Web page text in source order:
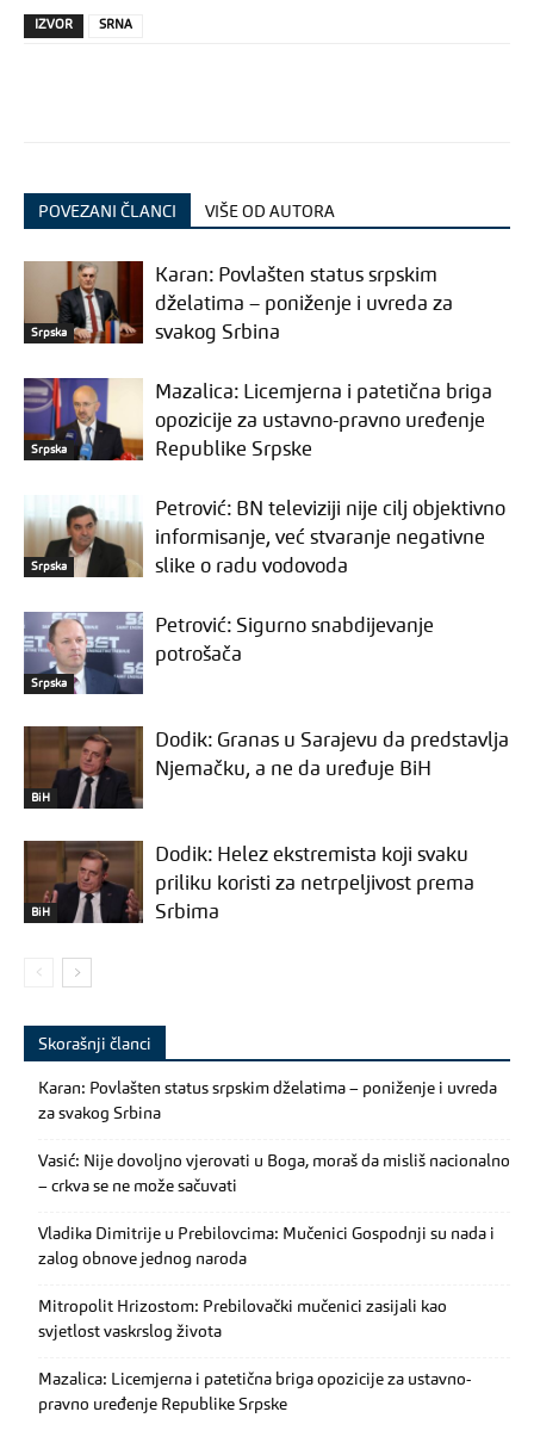
IZVOR SRNA
POVEZANI ČLANCI VIŠE OD AUTORA
Srpska
Karan: Povlašten status srpskim
dželatima – poniženje i uvreda za
svakog Srbina
Srpska
Mazalica: Licemjerna i patetična briga
opozicije za ustavno-pravno uređenje
Republike Srpske
Srpska
Petrović: BN televiziji nije cilj objektivno
informisanje, već stvaranje negativne
slike o radu vodovoda
Srpska
Petrović: Sigurno snabdijevanje
potrošača
BiH
Dodik: Granas u Sarajevu da predstavlja
Njemačku, a ne da uređuje BiH
BiH
Dodik: Helez ekstremista koji svaku
priliku koristi za netrpeljivost prema
Srbima
Skorašnji članci
Karan: Povlašten status srpskim dželatima – poniženje i uvreda
za svakog Srbina
Vasić: Nije dovoljno vjerovati u Boga, moraš da misliš nacionalno
– crkva se ne može sačuvati
Vladika Dimitrije u Prebilovcima: Mučenici Gospodnji su nada i
zalog obnove jednog naroda
Mitropolit Hrizostom: Prebilovački mučenici zasijali kao
svjetlost vaskrslog života
Mazalica: Licemjerna i patetična briga opozicije za ustavno-
pravno uređenje Republike Srpske